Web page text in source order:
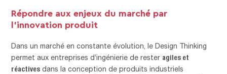
Répondre aux enjeux du marché par
l’innovation produit
Dans un marché en constante évolution, le Design Thinking
permet aux entreprises d’ingénierie de rester agiles et
réactives dans la conception de produits industriels